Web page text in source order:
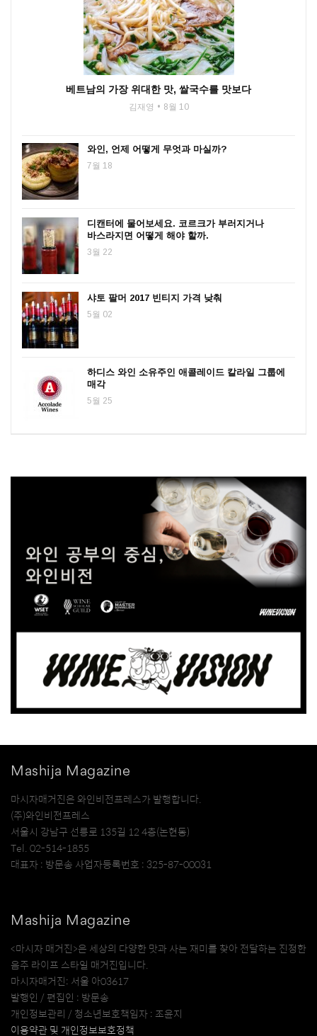
베트남의 가장 위대한 맛, 쌀국수를 맛보다
김재영 8월 10
와인, 언제 어떻게 무엇과 마실까?
7월 18
디캔터에 물어보세요. 코르크가 부러지거나
바스라지면 어떻게 해야 할까.
3월 22
샤토 팔머 2017 빈티지 가격 낮춰
5월 02
하디스 와인 소유주인 애콜레이드 칼라일 그룹에
매각
5월 25
Mashija Magazine
마시자매거진은 와인비전프레스가 발행합니다.
(주)와인비전프레스
서울시 강남구 선릉로 135길 12 4층(논현동)
Tel. 02-514-1855
대표자 : 방문송 사업자등록번호 : 325-87-00031
Mashija Magazine
<마시자 매거진>은 세상의 다양한 맛과 사는 재미를 찾아 전달하는 진정한
음주 라이프 스타일 매거진입니다.
마시자매거진: 서울 아03617
발행인 / 편집인 : 방문송
개인정보관리 / 청소년보호책임자 : 조윤지
이용약관 및 개인정보보호정책